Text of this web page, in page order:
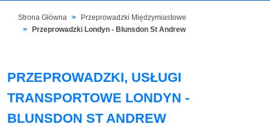
Strona Główna
Przeprowadzki Międzymiastowe
Przeprowadzki Londyn - Blunsdon St Andrew
PRZEPROWADZKI, USŁUGI
TRANSPORTOWE LONDYN -
BLUNSDON ST ANDREW